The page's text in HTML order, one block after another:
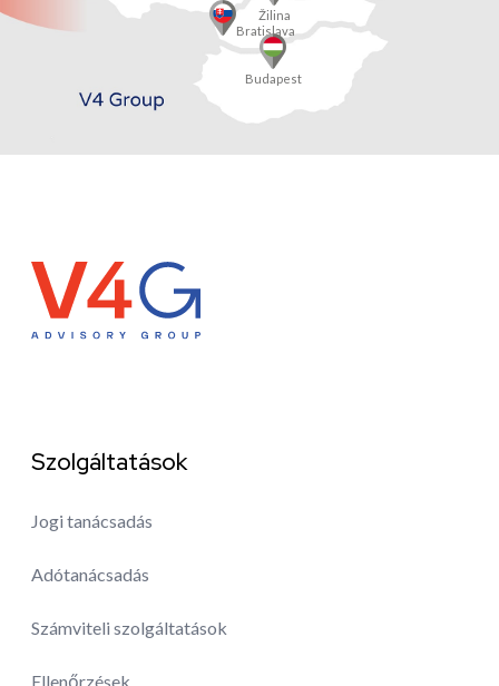
Žilina
Bratislava
Budapest
Szolgáltatások
Jogi tanácsadás
Adótanácsadás
Számviteli szolgáltatások
Ellenőrzések